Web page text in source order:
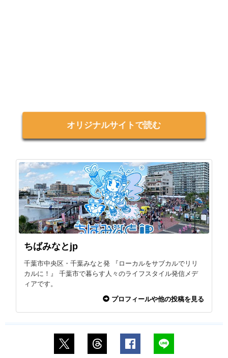
オリジナルサイトで読む
ちばみなとjp
千葉市中央区・千葉みなと発 『ローカルをサブカルでリリ
カルに！』 千葉市で暮らす人々のライフスタイル発信メデ
ィアです。
プロフィールや他の投稿を見る